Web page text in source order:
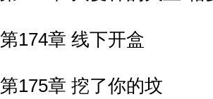
第174章 线下开盒
第175章 挖了你的坟